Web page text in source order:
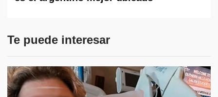
Te puede interesar